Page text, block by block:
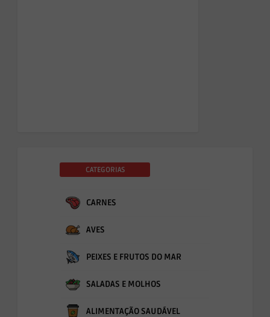
CATEGORIAS
CARNES
AVES
PEIXES E FRUTOS DO MAR
SALADAS E MOLHOS
ALIMENTAÇÃO SAUDÁVEL